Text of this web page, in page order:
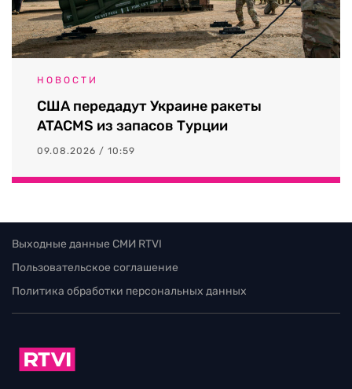
НОВОСТИ
США передадут Украине ракеты
ATACMS из запасов Турции
09.08.2026 / 10:59
Выходные данные СМИ RTVI
Пользовательское соглашение
Политика обработки персональных данных